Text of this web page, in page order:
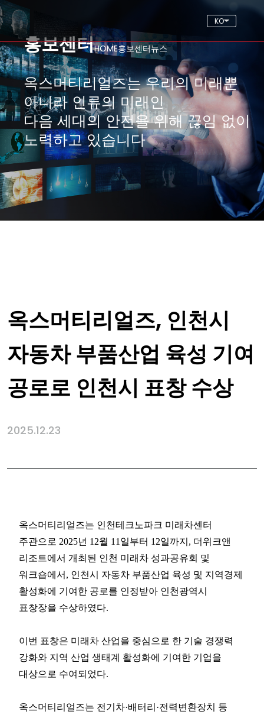
KO
홍보센터HOME홍보센터뉴스
옥스머티리얼즈는 우리의 미래뿐
아니라 인류의 미래인
다음 세대의 안전을 위해 끊임 없이
노력하고 있습니다
옥스머티리얼즈, 인천시
자동차 부품산업 육성 기여
공로로 인천시 표창 수상
2025.12.23
옥스머티리얼즈는 인천테크노파크 미래차센터
주관으로 2025년 12월 11일부터 12일까지 , 더위크앤
리조트에서 개최된 인천 미래차 성과공유회 및
워크숍에서, 인천시 자동차 부품산업 육성 및 지역경제
활성화에 기여한 공로를 인정받아 인천광역시
표창장을 수상하였다.
이번 표창은 미래차 산업을 중심으로 한 기술 경쟁력
강화와 지역 산업 생태계 활성화에 기여한 기업을
대상으로 수여되었다.
옥스머티리얼즈는 전기차·배터리·전력변환장치 등